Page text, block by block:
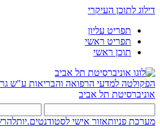
דילוג לתוכן העיקרי
תפריט עליון
תפריט ראשי
תוכן ראשי
הפקולטה למדעי הרפואה והבריאות ע"ש
אוניברסיטת תל אביב
מערכת פניותאזור אישי לסטודנטים.יות